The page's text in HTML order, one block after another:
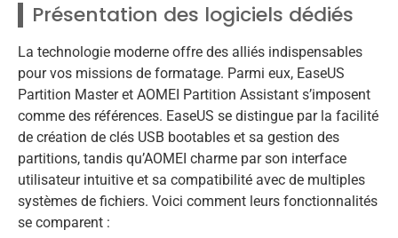
Présentation des logiciels dédiés
La technologie moderne offre des alliés indispensables
pour vos missions de formatage. Parmi eux, EaseUS
Partition Master et AOMEI Partition Assistant s’imposent
comme des références. EaseUS se distingue par la facilité
de création de clés USB bootables et sa gestion des
partitions, tandis qu’AOMEI charme par son interface
utilisateur intuitive et sa compatibilité avec de multiples
systèmes de fichiers. Voici comment leurs fonctionnalités
se comparent :